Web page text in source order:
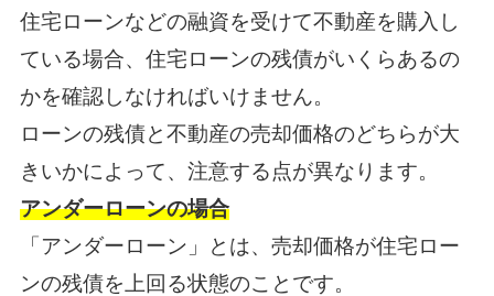
住宅ローンなどの融資を受けて不動産を購入し
ている場合、住宅ローンの残債がいくらあるの
かを確認しなければいけません。
ローンの残債と不動産の売却価格のどちらが大
きいかによって、注意する点が異なります。
アンダーローンの場合
「アンダーローン」とは、売却価格が住宅ロー
ンの残債を上回る状態のことです。